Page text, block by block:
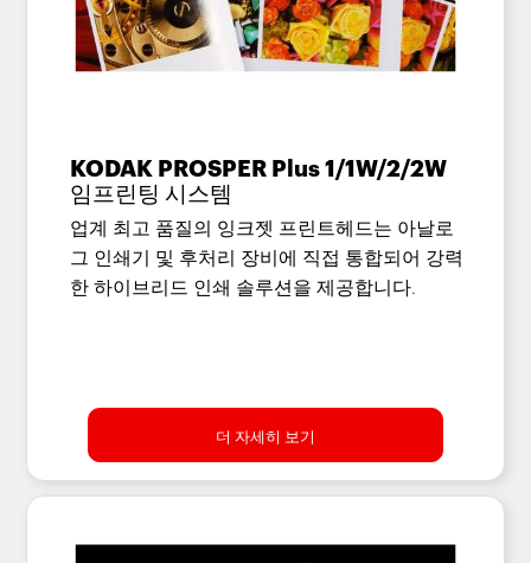
KODAK PROSPER Plus 1/1W/2/2W
임프린팅 시스템
업계 최고 품질의 잉크젯 프린트헤드는 아날로
그 인쇄기 및 후처리 장비에 직접 통합되어 강력
한 하이브리드 인쇄 솔루션을 제공합니다.
더 자세히 보기